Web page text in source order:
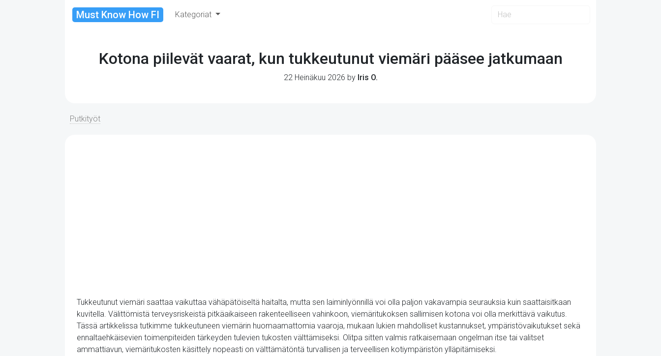
Must Know How FI Kategoriat
Kotona piilevät vaarat, kun tukkeutunut viemäri pääsee jatkumaan
22 Heinäkuu 2026 by Iris O.
Putkityöt
Tukkeutunut viemäri saattaa vaikuttaa vähäpätöiseltä haitalta, mutta sen laiminlyönnillä voi olla paljon vakavampia seurauksia kuin saattaisitkaan
kuvitella. Välittömistä terveysriskeistä pitkäaikaiseen rakenteelliseen vahinkoon, viemäritukoksen sallimisen kotona voi olla merkittävä vaikutus.
Tässä artikkelissa tutkimme tukkeutuneen viemärin huomaamattomia vaaroja, mukaan lukien mahdolliset kustannukset, ympäristövaikutukset sekä
ennaltaehkäisevien toimenpiteiden tärkeyden tulevien tukosten välttämiseksi. Olitpa sitten valmis ratkaisemaan ongelman itse tai valitset
ammattiavun, viemäritukosten käsittely nopeasti on välttämätöntä turvallisen ja terveellisen kotiympäristön ylläpitämiseksi.